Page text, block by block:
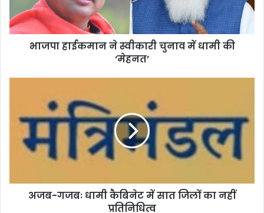
की
‘मेहनत’
भाजपा हाईकमान ने स्वीकारी चुनाव में धामी की
‘मेहनत’
कैबिनेट
नहीं
प्रतिनिधित्वअजब-गजबः धामी कैबिनेट में सात जिलों का नहीं
प्रतिनिधित्व